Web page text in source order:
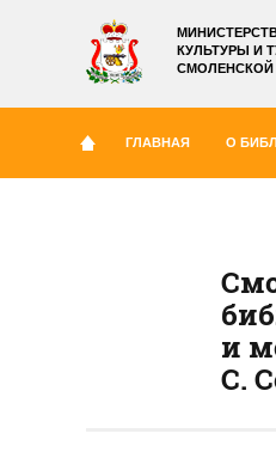
КУЛЬТУРЫ И
СМОЛЕНСКОЙ
ГЛАВНАЯ О
и
С.